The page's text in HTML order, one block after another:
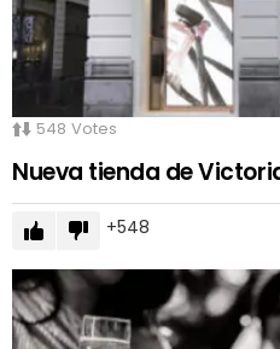
548 Votes
Nueva tienda de
548